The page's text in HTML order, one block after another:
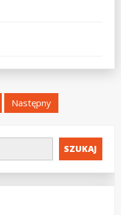
Następny
SZUKAJ